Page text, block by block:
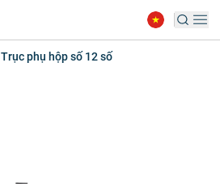
Trục phụ hộp số 12 số